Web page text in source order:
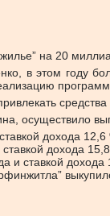
на 20
в этом году
осуществило
дохода
дохода
ставкой